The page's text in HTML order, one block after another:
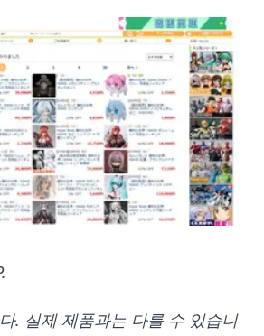
. 실제 제품과는 다를 수 있습니